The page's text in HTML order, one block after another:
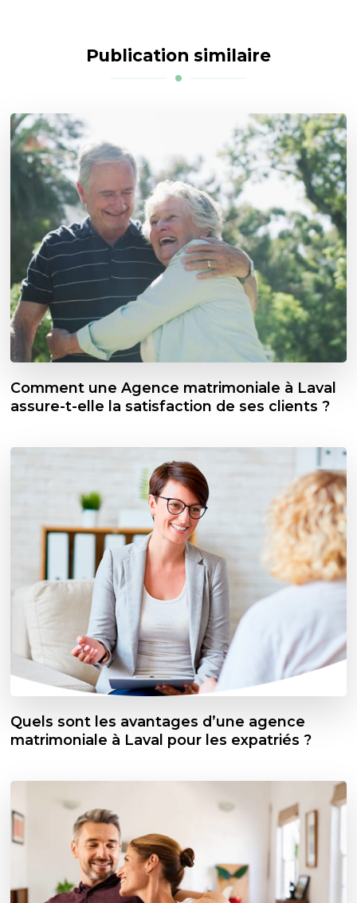
Publication similaire
Comment une Agence matrimoniale à Laval
assure-t-elle la satisfaction de ses clients ?
Quels sont les avantages d’une agence
matrimoniale à Laval pour les expatriés ?